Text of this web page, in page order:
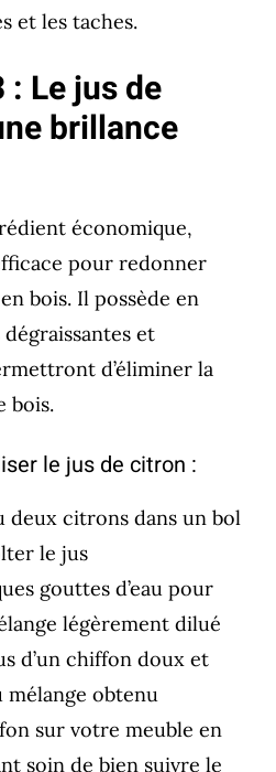
et les taches.
: Le jus de
brillance
économique,
pour redonner
bois. Il possède en
et
d’éliminer la
bois.
le jus de citron :
deux citrons dans un bol
le jus
gouttes d’eau pour
légèrement dilué
d’un chiffon doux et
obtenu
sur votre meuble en
soin de bien suivre le